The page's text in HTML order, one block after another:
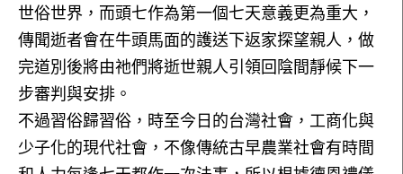
世俗世界，而頭七作為第一個七天意義更為重大，
傳聞逝者會在牛頭馬面的護送下返家探望親人，做
完道別後將由祂們將逝世親人引領回陰間靜候下一
步審判與安排。
不過習俗歸習俗，時至今日的台灣社會，工商化與
少子化的現代社會，不像傳統古早農業社會有時間